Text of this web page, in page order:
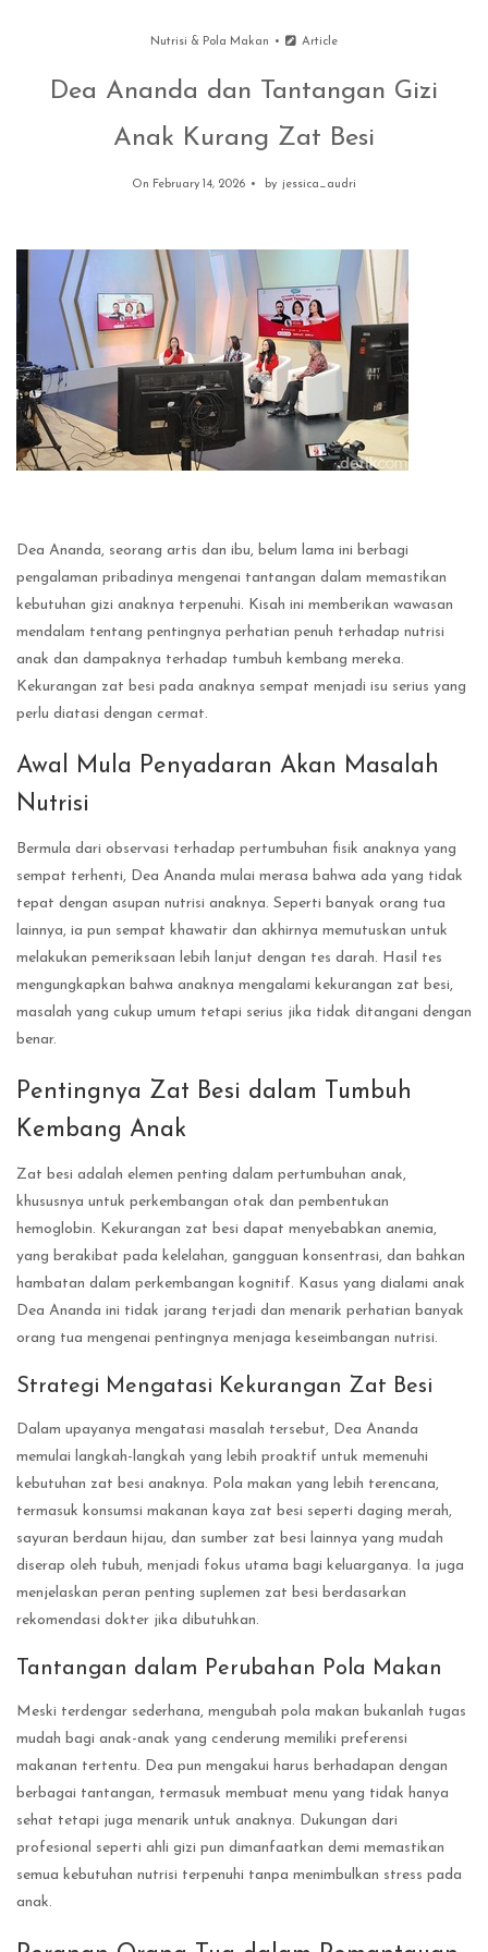
Nutrisi & Pola Makan Article
Dea Ananda dan Tantangan Gizi
Anak Kurang Zat Besi
On February 14, 2026 by jessica_audri
Dea Ananda, seorang artis dan ibu, belum lama ini berbagi
pengalaman pribadinya mengenai tantangan dalam memastikan
kebutuhan gizi anaknya terpenuhi. Kisah ini memberikan wawasan
mendalam tentang pentingnya perhatian penuh terhadap nutrisi
anak dan dampaknya terhadap tumbuh kembang mereka.
Kekurangan zat besi pada anaknya sempat menjadi isu serius yang
perlu diatasi dengan cermat.
Awal Mula Penyadaran Akan Masalah
Nutrisi
Bermula dari observasi terhadap pertumbuhan fisik anaknya yang
sempat terhenti, Dea Ananda mulai merasa bahwa ada yang tidak
tepat dengan asupan nutrisi anaknya. Seperti banyak orang tua
lainnya, ia pun sempat khawatir dan akhirnya memutuskan untuk
melakukan pemeriksaan lebih lanjut dengan tes darah. Hasil tes
mengungkapkan bahwa anaknya mengalami kekurangan zat besi,
masalah yang cukup umum tetapi serius jika tidak ditangani dengan
benar.
Pentingnya Zat Besi dalam Tumbuh
Kembang Anak
Zat besi adalah elemen penting dalam pertumbuhan anak,
khususnya untuk perkembangan otak dan pembentukan
hemoglobin. Kekurangan zat besi dapat menyebabkan anemia,
yang berakibat pada kelelahan, gangguan konsentrasi, dan bahkan
hambatan dalam perkembangan kognitif. Kasus yang dialami anak
Dea Ananda ini tidak jarang terjadi dan menarik perhatian banyak
orang tua mengenai pentingnya menjaga keseimbangan nutrisi.
Strategi Mengatasi Kekurangan Zat Besi
Dalam upayanya mengatasi masalah tersebut, Dea Ananda
memulai langkah-langkah yang lebih proaktif untuk memenuhi
kebutuhan zat besi anaknya. Pola makan yang lebih terencana,
termasuk konsumsi makanan kaya zat besi seperti daging merah,
sayuran berdaun hijau, dan sumber zat besi lainnya yang mudah
diserap oleh tubuh, menjadi fokus utama bagi keluarganya. Ia juga
menjelaskan peran penting suplemen zat besi berdasarkan
rekomendasi dokter jika dibutuhkan.
Tantangan dalam Perubahan Pola Makan
Meski terdengar sederhana, mengubah pola makan bukanlah tugas
mudah bagi anak-anak yang cenderung memiliki preferensi
makanan tertentu. Dea pun mengakui harus berhadapan dengan
berbagai tantangan, termasuk membuat menu yang tidak hanya
sehat tetapi juga menarik untuk anaknya. Dukungan dari
profesional seperti ahli gizi pun dimanfaatkan demi memastikan
semua kebutuhan nutrisi terpenuhi tanpa menimbulkan stress pada
anak.